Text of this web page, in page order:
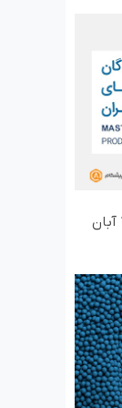
انتخابات انجمن مستربچ و آمیزه‌های پلیمری – امروز 12 آبان